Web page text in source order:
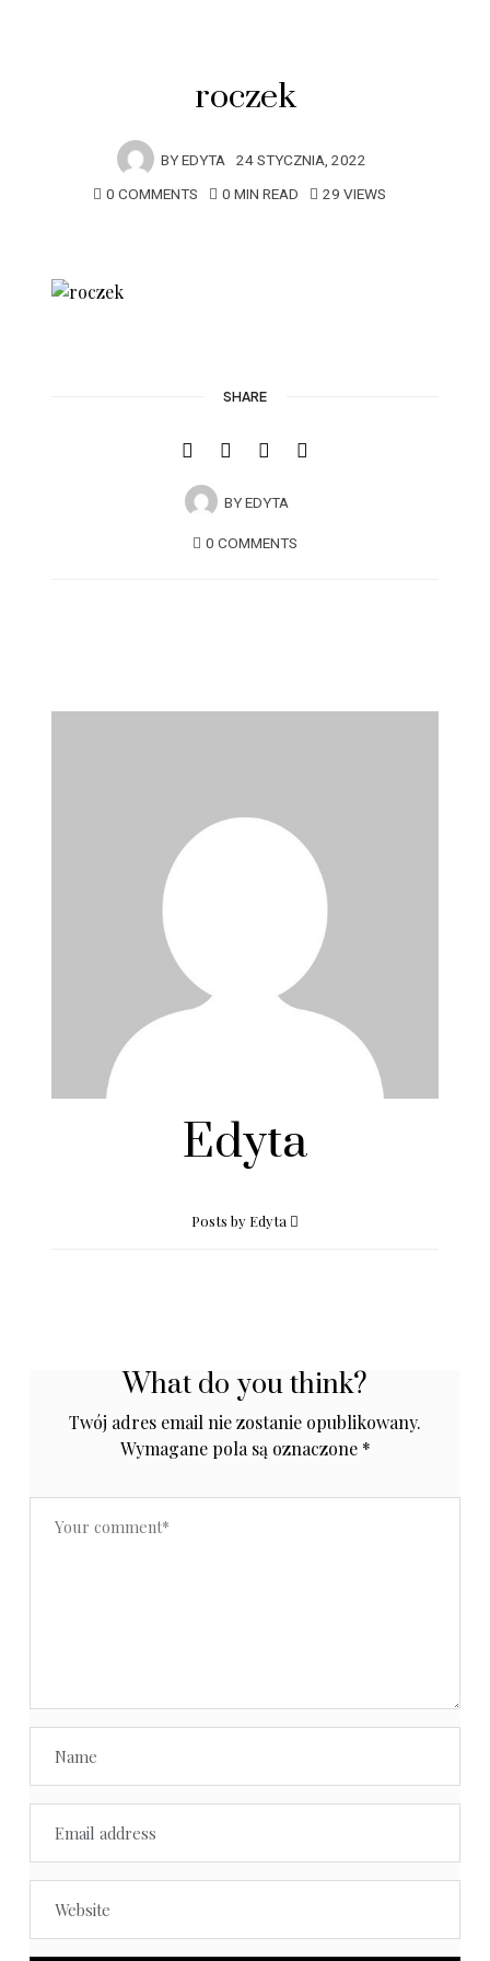
roczek
BYEDYTA 24 STYCZNIA, 2022
0 COMMENTS
0 MIN READ 29 VIEWS
SHARE
BYEDYTA
0 COMMENTS
Edyta
Posts by Edyta
What do you think?
Twój adres email nie zostanie opublikowany.
Wymagane pola są oznaczone *